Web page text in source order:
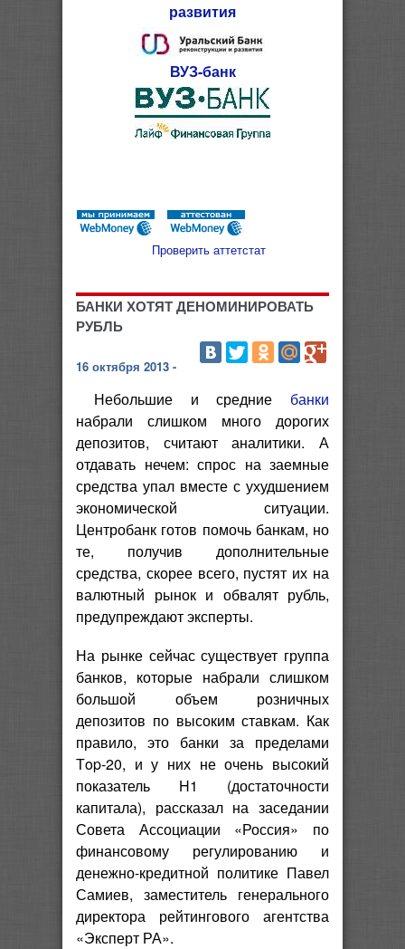
развития
ВУЗ-банк
Проверить аттетстат
БАНКИ ХОТЯТ ДЕНОМИНИРОВАТЬ
РУБЛЬ
16 октября 2013 -
Небольшие и средние банки
набрали слишком много дорогих
депозитов, считают аналитики. А
отдавать нечем: спрос на заемные
средства упал вместе с ухудшением
экономической ситуации.
Центробанк готов помочь банкам, но
те, получив дополнительные
средства, скорее всего, пустят их на
валютный рынок и обвалят рубль,
предупреждают эксперты.
На рынке сейчас существует группа
банков, которые набрали слишком
большой объем розничных
депозитов по высоким ставкам. Как
правило, это банки за пределами
Тop-20, и у них не очень высокий
показатель H1 (достаточности
капитала), рассказал на заседании
Совета Ассоциации «Россия» по
финансовому регулированию и
денежно-кредитной политике Павел
Самиев, заместитель генерального
директора рейтингового агентства
«Эксперт РА».